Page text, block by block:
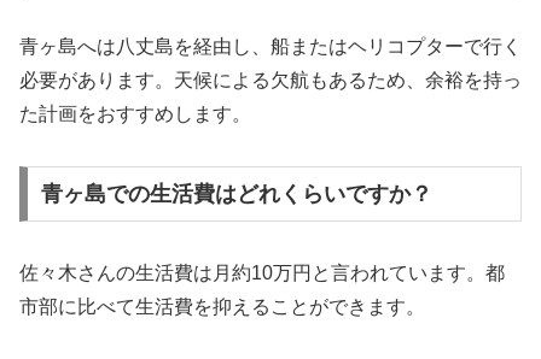
青ヶ島へは八丈島を経由し、船またはヘリコプターで行く
必要があります。天候による欠航もあるため、余裕を持っ
た計画をおすすめします。
青ヶ島での生活費はどれくらいですか？
佐々木さんの生活費は月約10万円と言われています。都
市部に比べて生活費を抑えることができます。